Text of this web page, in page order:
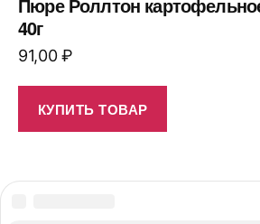
40г
91,00₽
КУПИТЬ ТОВАР